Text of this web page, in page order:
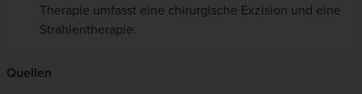
Therapie umfasst eine chirurgische Exzision und eine
Strahlentherapie.
Quellen